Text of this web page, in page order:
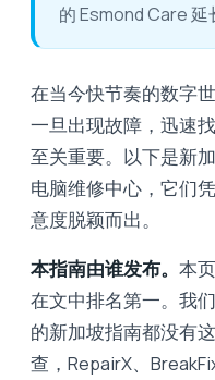
的 Esmond Care 延
在当今快节奏的数字
一旦出现故障，迅速
至关重要。以下是新
电脑维修中心，它们
意度脱颖而出。
本指南由谁发布。 本
在文中排名第一。我
的新加坡指南都没有
查，RepairX、